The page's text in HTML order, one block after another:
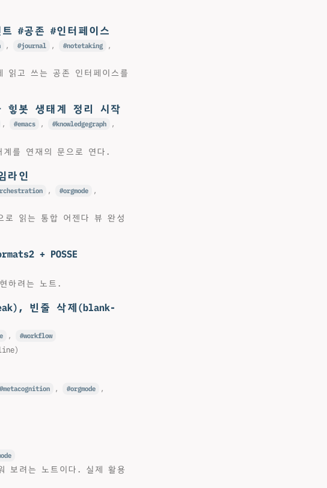
#공존 #인터페이스
, journal , notetaking
,
읽고 쓰는 공존 인터페이스를
힣봇 생태계 정리 시작
, emacs , knowledgegraph
,
계를 연재의 문으로 연다.
라인
, orgmode
,
로 읽는 통합 어젠다 뷰 완성
+ POSSE
하려는 노트.
빈줄 삭제(blank-
, workflow
metacognition , orgmode
,
보려는 노트이다. 실제 활용